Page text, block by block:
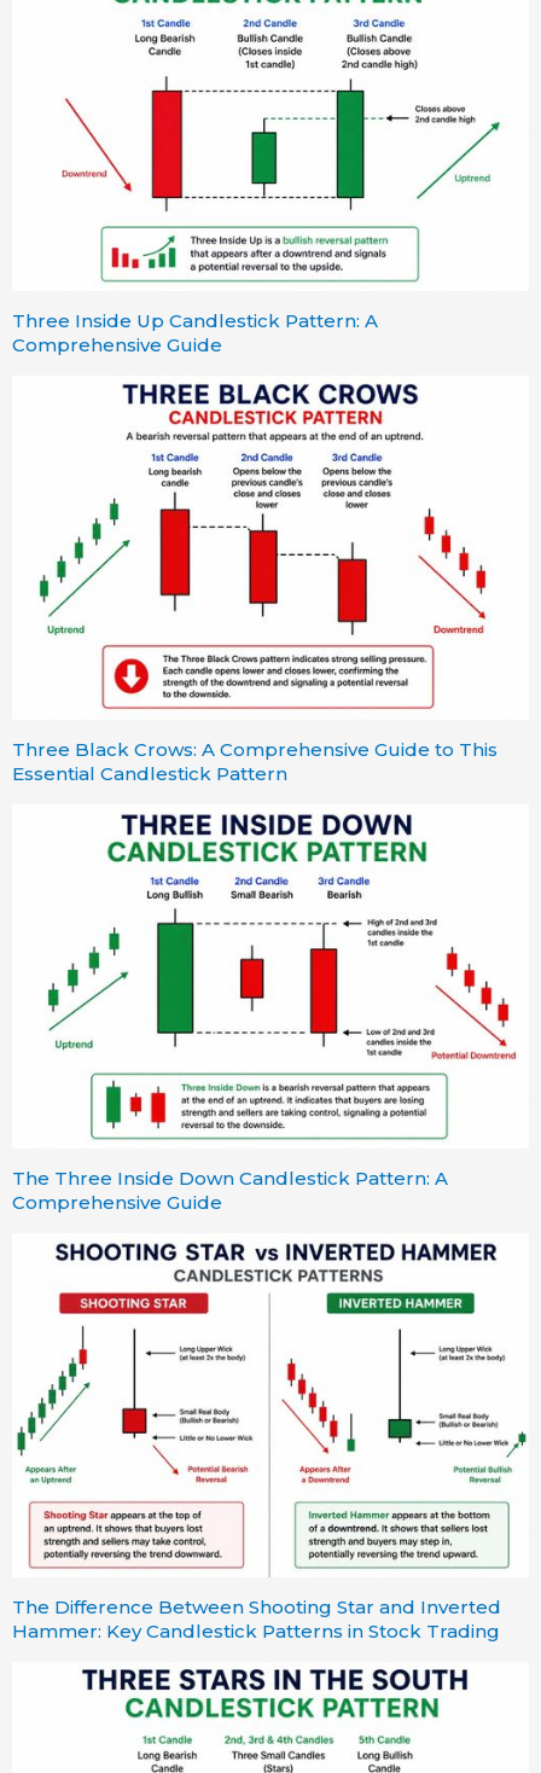
Three Inside Up Candlestick Pattern: A
Comprehensive Guide
Three Black Crows: A Comprehensive Guide to This
Essential Candlestick Pattern
The Three Inside Down Candlestick Pattern: A
Comprehensive Guide
The Difference Between Shooting Star and Inverted
Hammer: Key Candlestick Patterns in Stock Trading